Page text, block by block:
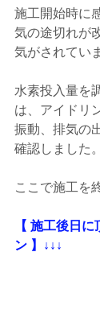
施工開始時に
気の途切れが
気がされてい
水素投入量を
は、アイドリ
振動、排気の
確認しました。
ここで施工を
【 施工後日
ン 】↓↓↓